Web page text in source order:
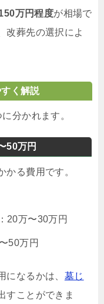
万円程度が相場で
改葬先の選択によ
く解説
分かれます。
50万円
かる費用です。
20万〜30万円
50万円
になるかは、 墓じ
すことができま